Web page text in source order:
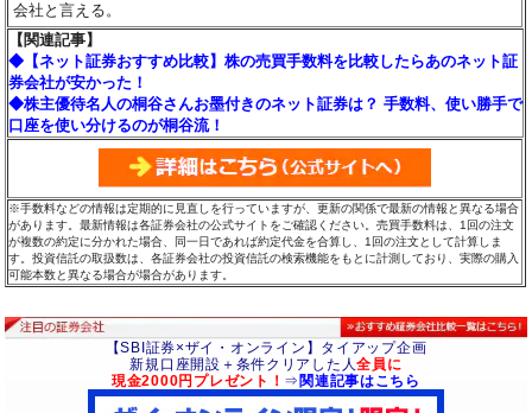
会社と言える。
【関連記事】
◆【ネット証券おすすめ比較】株の売買手数料を比較したらあのネット証
券会社が安かった！
◆株主優待名人の桐谷さんお墨付きのネット証券は？ 手数料、使い勝手で
口座を使い分けるのが桐谷流！
※手数料などの情報は定期的に見直しを行っていますが、更新の関係で最新の情報と異なる場合
があります。最新情報は各証券会社の公式サイトをご確認ください。売買手数料は、1回の注文
が複数の約定に分かれた場合、同一日であれば約定代金を合算し、1回の注文として計算しま
す。投資信託の取扱数は、各証券会社の投資信託の検索機能をもとに計測しており、実際の購入
可能本数と異なる場合が場合があります。
【SBI証券×ザイ・オンライン】タイアップ企画
新規口座開設＋条件クリアした人全員に
現金2000円プレゼント！ ⇒ 関連記事はこちら